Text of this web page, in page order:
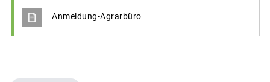
Anmeldung-Agrarbüro